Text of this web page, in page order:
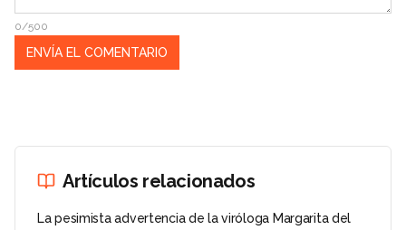
0/500
Artículos relacionados
La pesimista advertencia de la viróloga Margarita del